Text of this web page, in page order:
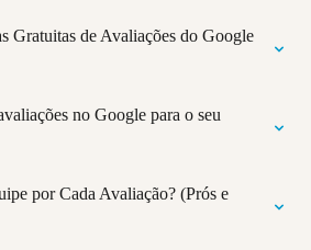
Gratuitas de Avaliações do Google
no Google para o seu
por Cada Avaliação? (Prós e